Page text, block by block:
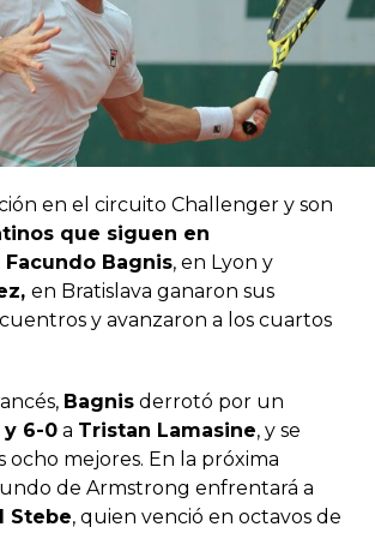
en el circuito Challenger y son
que siguen en
Facundo Bagnis, en Lyon y
en Bratislava ganaron sus
y avanzaron a los cuartos
Bagnisderrotó por un
y 6-0a Tristan Lamasine, y se
ocho mejores. En la próxima
de Armstrong enfrentará a
Stebe, quien venció en octavos de